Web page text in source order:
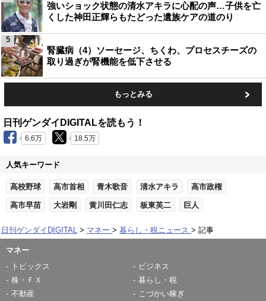
強いショック状態の清水アキラに心配の声…子供を亡
くした神田正輝らもたどった遺族ケアの道のり
腎臓病（4）ソーセージ、ちくわ、プロセスチーズの
取り過ぎが腎機能を低下させる
5
もっとみる
日刊ゲンダイDIGITALを読もう！
6.6万 18.5万
人気キーワード
高校野球 高市首相 青木歌音 清水アキラ 高市政権
高市早苗 大岩剛 黄川田仁志 板東英二 巨人
日刊ゲンダイDIGITAL マネー 暮らし・税ニュース 記事
マネー
トピックス
ビジネス
株・ＦＸ
暮らし・税
不動産
こづかい稼ぎ